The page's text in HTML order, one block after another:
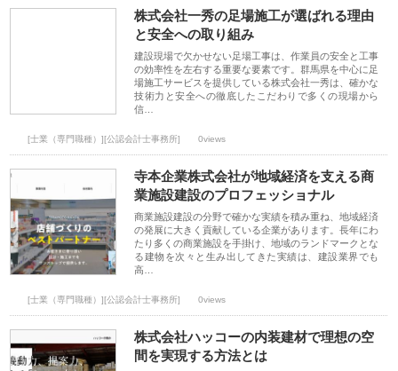
株式会社一秀の足場施工が選ばれる理由
と安全への取り組み
建設現場で欠かせない足場工事は、作業員の安全と工事
の効率性を左右する重要な要素です。群馬県を中心に足
場施工サービスを提供している株式会社一秀は、確かな
技術力と安全への徹底したこだわりで多くの現場から
信…
[士業（専門職種）][公認会計士事務所] 0views
寺本企業株式会社が地域経済を支える商
業施設建設のプロフェッショナル
商業施設建設の分野で確かな実績を積み重ね、地域経済
の発展に大きく貢献している企業があります。長年にわ
たり多くの商業施設を手掛け、地域のランドマークとな
る建物を次々と生み出してきた実績は、建設業界でも
高…
[士業（専門職種）][公認会計士事務所] 0views
株式会社ハッコーの内装建材で理想の空
間を実現する方法とは